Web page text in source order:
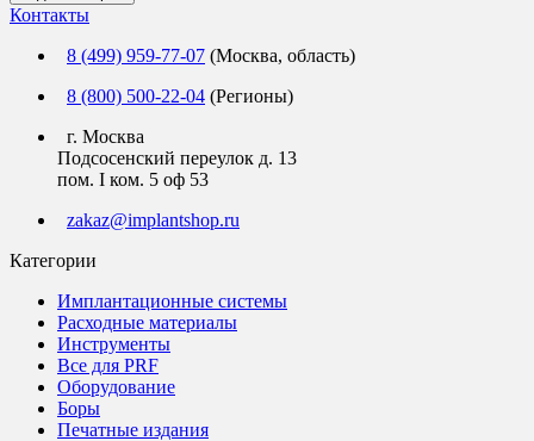
Контакты
8 (499) 959-77-07 (Москва, область)
8 (800) 500-22-04 (Регионы)
г. Москва
Подсосенский переулок д. 13
пом. I ком. 5 оф 53
zakaz@implantshop.ru
Категории
Имплантационные системы
Расходные материалы
Инструменты
Все для PRF
Оборудование
Боры
Печатные издания